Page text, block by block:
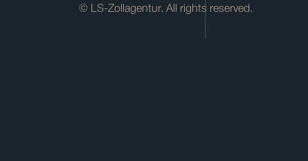
© LS-Zollagentur. All rights reserved.